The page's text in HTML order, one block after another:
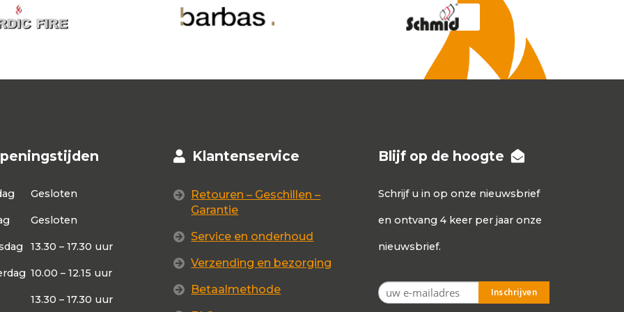
Gesloten
Gesloten
13.30 – 17.30 uur
10.00 – 12.15 uur
13.30 – 17.30 uur
Klantenservice
Retouren – Geschillen –
Garantie
Service en onderhoud
Verzending en bezorging
Betaalmethode
Blijf op de hoogte
Schrijf u in op onze nieuwsbrief
en ontvang 4 keer per jaar onze
nieuwsbrief.